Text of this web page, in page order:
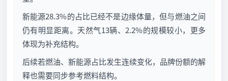
新能源28.3%的占比已经不是边缘体量，但与燃油之间
仍有明显距离。天然气13辆、2.2%的规模较小，更多
体现为补充结构。
后续若燃油、新能源占比发生连续变化，品牌份额的解
释也需要同步参考燃料结构。